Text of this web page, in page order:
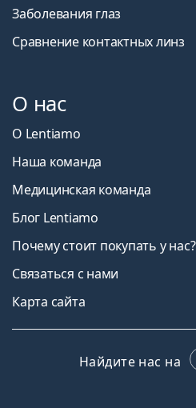
Заболевания глаз
Сравнение контактных линз
О нас
О Lentiamo
Наша команда
Медицинская команда
Блог Lentiamo
Почему стоит покупать у нас?
Связаться с нами
Карта сайта
Найдите нас на